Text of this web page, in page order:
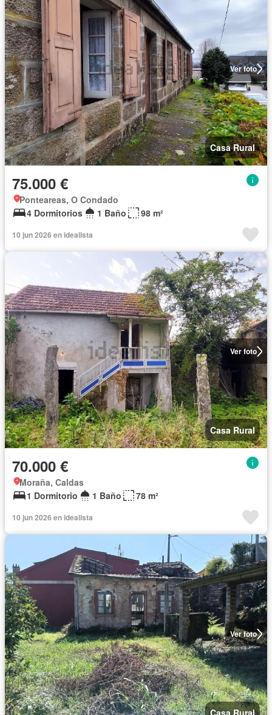
Ver foto
Casa Rural
75.000 €
Ponteareas, O Condado
4 Dormitorios
1 Baño 98 m²
10 jun 2026 en idealista
Ver foto
Casa Rural
70.000 €
Moraña, Caldas
1 Dormitorio
1 Baño 78 m²
10 jun 2026 en idealista
Ver foto
Casa Rural